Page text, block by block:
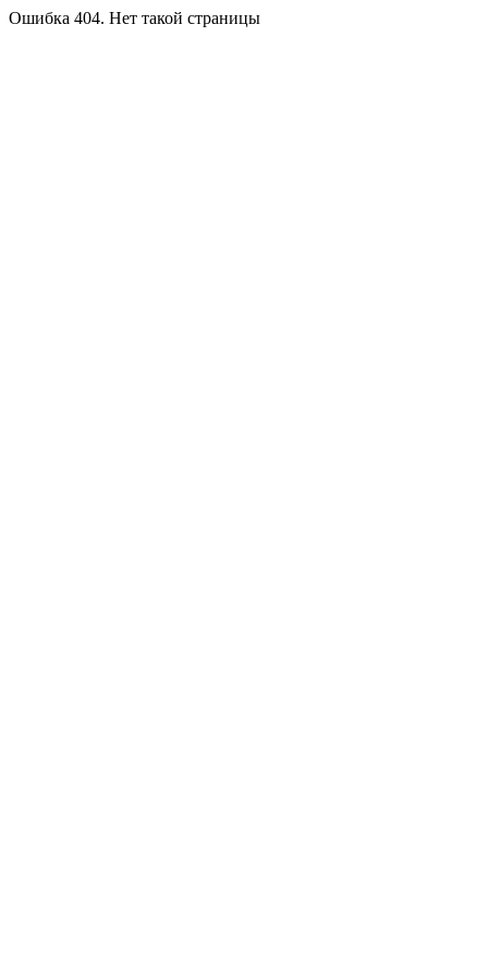
Ошибка 404. Нет такой страницы